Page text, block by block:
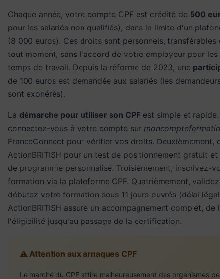
Chaque année, votre compte CPF est crédité de 500
pour les salariés non qualifiés), dans la limite d'un
(8 000 euros). Ces droits sont personnels, transférables
tout moment, sans l'accord de votre employeur pour
temps de travail. Depuis la réforme de 2023, une
de 100 euros est demandée aux salariés (les
sont exonérés).
La démarche pour utiliser son CPF est simple et
connectez-vous à votre compte sur
FranceConnect pour vérifier vos droits. Deuxièmement,
ActionBRITISH pour un test de positionnement gratuit
de programme personnalisé. Troisièmement, inscrivez-
formation via la plateforme CPF. Quatrièmement,
débutez votre formation sous 11 jours ouvrés (délai
ActionBRITISH assure un accompagnement complet,
l'éligibilité jusqu'au passage de la certification.
⚠️ Attention aux arnaques CPF
Le marché du CPF attire malheureusement des organismes